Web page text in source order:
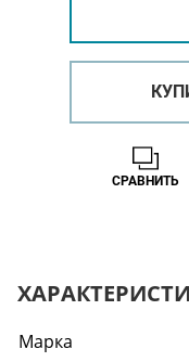
СРАВНИТЬ
Марка